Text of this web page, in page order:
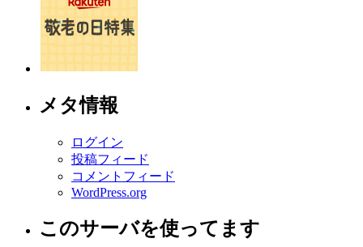
メタ情報
ログイン
投稿フィード
コメントフィード
WordPress.org
このサーバを使ってます